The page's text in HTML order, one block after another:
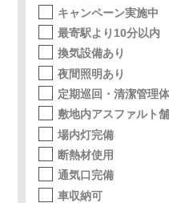
キャンペーン実施中
最寄駅より10分以内
換気設備あり
夜間照明あり
定期巡回・清潔管理
敷地内アスファルト
場内灯完備
断熱材使用
通気口完備
車収納可